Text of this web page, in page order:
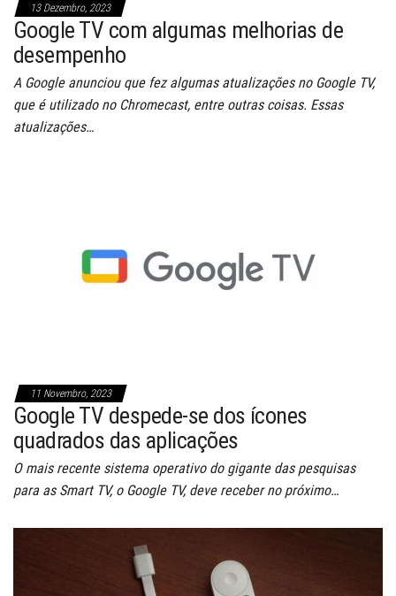
13 Dezembro, 2023
Google TV com algumas melhorias de
desempenho
A Google anunciou que fez algumas atualizações no Google TV,
que é utilizado no Chromecast, entre outras coisas. Essas
atualizações…
11 Novembro, 2023
Google TV despede-se dos ícones
quadrados das aplicações
O mais recente sistema operativo do gigante das pesquisas
para as Smart TV, o Google TV, deve receber no próximo…